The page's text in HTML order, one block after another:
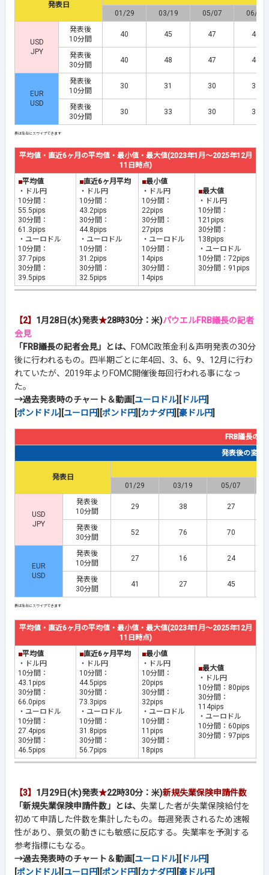
発表日
01/29
03/19 05/07 06/18
USD
JPY
発表後
10分間
40 45 47 46
発表後
30分間
40 48 47 46
EUR
USD
発表後
10分間
30 31 30 31
発表後
30分間
30 33 30 31
平均値・直近6ヶ月の平均値・最小値・最大値(2023年1月～2025年12月
11日時点)
■平均値
・ドル円
10分間：
55.5pips
30分間：
61.3pips
・ユーロドル
10分間：
37.7pips
30分間：
39.5pips
■直近6ヶ月平均
・ドル円
10分間：
43.2pips
30分間：
44.8pips
・ユーロドル
10分間：
31.2pips
30分間：
32.5pips
■最小値
・ドル円
10分間：
22pips
30分間：
27pips
・ユーロドル
10分間：
14pips
30分間：
14pips
■最大値
・ドル円
10分間：
121pips
30分間：
138pips
・ユーロドル
10分間：72pips
30分間：91pips
【2】 1月28日(水)発表★28時30分：米)パウエルFRB議長の記者
会見
「FRB議長の記者会見」とは、
FOMC政策金利＆声明発表の30分
後に行われるもの。四半期ごとに年4回、3、6、9、12月に行わ
れていたが、2019年よりFOMC開催後毎回行われる事になっ
た。
→過去発表時のチャート＆動画[ユーロドル][ ドル円]
[ポンドドル][ユーロ円][ポンド円][カナダ円][豪ドル円]
FRB議長の記
発表後の変動
発表日
01/29
03/19 05/07
USD
JPY
発表後
10分間
29 38 27
発表後
30分間
52 76 70
EUR
USD
発表後
10分間
27 16 24
発表後
30分間
41 27 45
平均値・直近6ヶ月の平均値・最小値・最大値(2023年1月～2025年12月
11日時点)
■平均値
・ドル円
10分間：
43.1pips
30分間：
66.0pips
・ユーロドル
10分間：
27.4pips
30分間：
46.5pips
■直近6ヶ月平均
・ドル円
10分間：
44.5pips
30分間：
73.3pips
・ユーロドル
10分間：
31.8pips
30分間：
56.7pips
■最小値
・ドル円
10分間：
20pips
30分間：
32pips
・ユーロドル
10分間：
11pips
30分間：
18pips
■最大値
・ドル円
10分間：80pips
30分間：
114pips
・ユーロドル
10分間：60pips
30分間：97pips
【3】 1月29日(木)発表★22時30分：米)新規失業保険申請件数
「新規失業保険申請件数」とは、 失業した者が失業保険給付を
初めて申請した件数を集計したもの。毎週発表されるため速報
性があり、景気の動きにも敏感に反応する。失業率を予測する
参考指標にもなる。
→過去発表時のチャート＆動画[ユーロドル][ ドル円]
[ポンドドル][ユーロ円][ポンド円][カナダ円][豪ドル円]